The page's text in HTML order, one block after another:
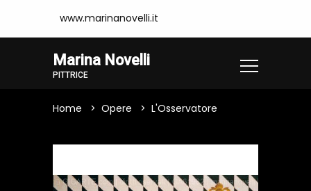
www.marinanovelli.it
Marina Novelli
PITTRICE
Home Opere L'Osservatore